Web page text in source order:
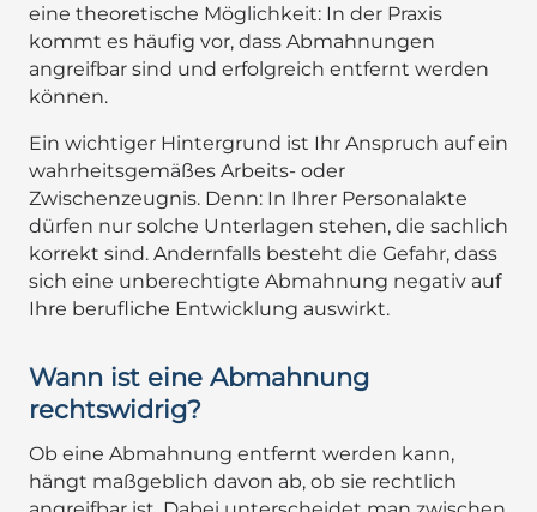
eine theoretische Möglichkeit: In der Praxis
kommt es häufig vor, dass Abmahnungen
angreifbar sind und erfolgreich entfernt werden
können.
Ein wichtiger Hintergrund ist Ihr Anspruch auf ein
wahrheitsgemäßes Arbeits- oder
Zwischenzeugnis. Denn: In Ihrer Personalakte
dürfen nur solche Unterlagen stehen, die sachlich
korrekt sind. Andernfalls besteht die Gefahr, dass
sich eine unberechtigte Abmahnung negativ auf
Ihre berufliche Entwicklung auswirkt.
Wann ist eine Abmahnung
rechtswidrig?
Ob eine Abmahnung entfernt werden kann,
hängt maßgeblich davon ab, ob sie rechtlich